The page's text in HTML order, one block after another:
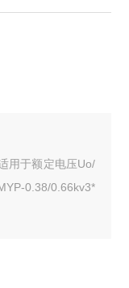
用于额定电压Uo/
0.38/0.66kv3*